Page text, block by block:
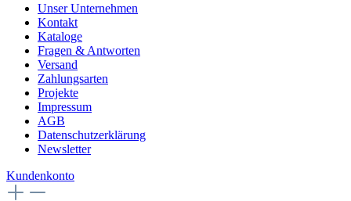
Unser Unternehmen
Kontakt
Kataloge
Fragen & Antworten
Versand
Zahlungsarten
Projekte
Impressum
AGB
Datenschutzerklärung
Newsletter
Kundenkonto